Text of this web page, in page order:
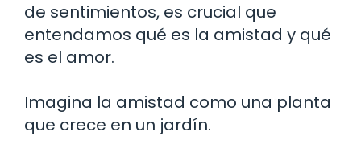
de sentimientos, es crucial que
entendamos qué es la amistad y qué
es el amor.
Imagina la amistad como una planta
que crece en un jardín.